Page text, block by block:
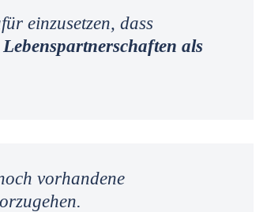
einzusetzen, dass
als
vorhandene